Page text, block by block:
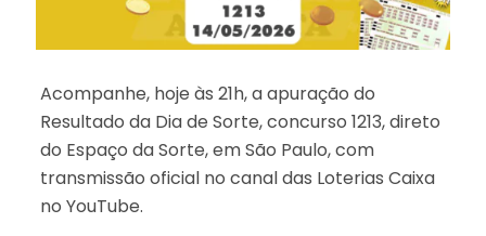
Acompanhe, hoje às 21h, a apuração do
Resultado da Dia de Sorte, concurso 1213, direto
do Espaço da Sorte, em São Paulo, com
transmissão oficial no canal das Loterias Caixa
no YouTube.